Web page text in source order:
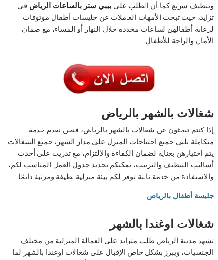
وتنظيف سريع كما أن الطلب علىبيبي ستر بالساعات الرياض في
تزايد، حيث تبحث الأمهات العاملات عن جليسات أطفال موثوقات
لرعاية أطفالهن لساعات محددة خلال النهار أو المساء، مع ضمان
الأمان والراحة للأطفال.
شغالات بالشهر بالرياض
إذا كنتم تبحثون عن شغالات بالشهر بالرياض، فنحن نقدم خدمة
متكاملة تلبي جميع احتياجات المنزل على مدار الشهر، جميع الشغالات
يتم اختيارهن بعناية لضمان الكفاءة والالتزام، مع تدريب على أحدث
أساليب التنظيف والترتيب، يمكنكم تحديد جدول العمل المناسب لكم،
والاستفادة من خدمة ثابتة توفر لكم بيئة منزلية نظيفة ومرتبة دائمًا.
جليسة أطفال بالرياض
شغالات اوغندا بالشهر
تشهد مدينة الرياض طلب متزايد على العمالة المنزلية من مختلف
الجنسيات، ويبرز بشكل خاص الإقبال على شغالات اوغندا بالشهر لما